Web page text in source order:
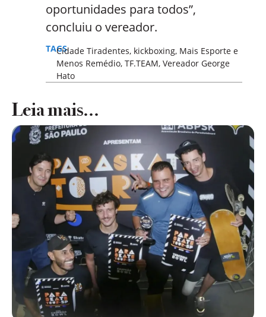
oportunidades para todos”,
concluiu o vereador.
TAGSCidade Tiradentes, kickboxing, Mais Esporte e
Menos Remédio, TF.TEAM, Vereador George
Hato
Leia mais...